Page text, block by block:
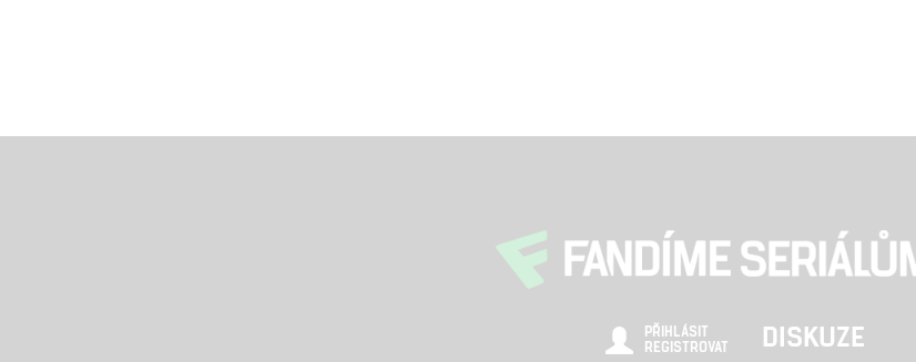
PŘIHLÁSIT
REGISTROVAT
DISKUZE